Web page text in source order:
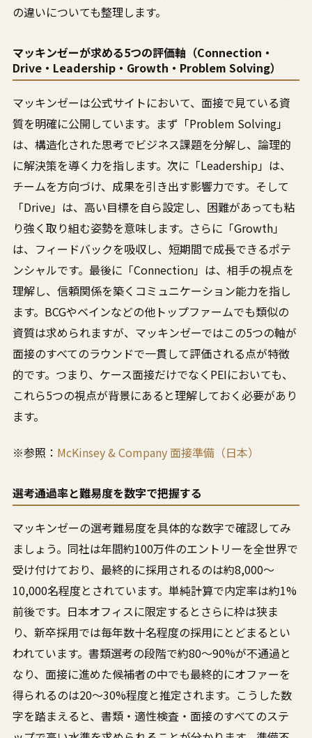
の違いについても整理します。
マッキンゼーが求める5つの評価軸（Connection・
Drive・Leadership・Growth・Problem Solving）
マッキンゼーは公式サイトにおいて、面接で見ている資
質を明確に公開しています。まず「Problem Solving」
は、構造化された思考でビジネス課題を分解し、論理的
に解決策を導く力を指します。次に「Leadership」は、
チームを方向づけ、成果を引き出す影響力です。そして
「Drive」は、高い目標を自ら設定し、困難があっても粘
り強く取り組む姿勢を意味します。さらに「Growth」
は、フィードバックを吸収し、短期間で成長できるポテ
ンシャルです。最後に「Connection」は、相手の視点を
理解し、信頼関係を築くコミュニケーション能力を指し
ます。BCGやベインなどの他トップファームでも類似の
資質は求められますが、マッキンゼーではこの5つの軸が
面接のすべてのラウンドで一貫して評価される点が特徴
的です。つまり、ケース面接だけでなくPEIにおいても、
これら5つの視点が背景にあると理解しておく必要があり
ます。
※参照： McKinsey & Company 面接準備（日本）
選考通過率と難易度を数字で把握する
マッキンゼーの選考難易度を具体的な数字で確認してみ
ましょう。同社は年間約100万件のエントリーを全世界で
受け付けており、最終的に採用されるのは約8,000〜
10,000名程度とされています。単純計算で内定率は約1%
前後です。日本オフィスに限定するとさらに枠は狭ま
り、新卒採用では毎年数十名程度の採用にとどまるとい
われています。書類選考の段階で約80〜90%が不通過と
なり、面接に進めた候補者の中でも最終的にオファーを
得られるのは20〜30%程度と推定されます。こうした数
字を踏まえると、書類・適性検査・面接のすべてのステ